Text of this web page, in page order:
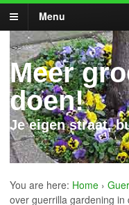
Menu
Meer
doen!
Je eigen straat,
You are here: Home ›
over guerrilla gardening in